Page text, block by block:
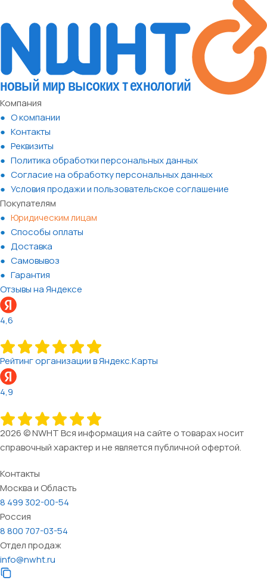
Компания
О компании
Контакты
Реквизиты
Политика обработки персональных данных
Согласие на обработку персональных данных
Условия продажи и пользовательское соглашение
Покупателям
Юридическим лицам
Способы оплаты
Доставка
Самовывоз
Гарантия
Отзывы на Яндексе
4,6
Рейтинг организации в Яндекс.Карты
4,9
2026 © NWHT Вся информация на сайте о товарах носит
справочный характер и не является публичной офертой.
Контакты
Москва и Область
8 499 302-00-54
Россия
8 800 707-03-54
Отдел продаж
info@nwht.ru